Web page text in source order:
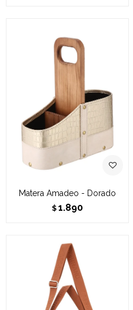
Matera Amadeo - Dorado
$ 1.890